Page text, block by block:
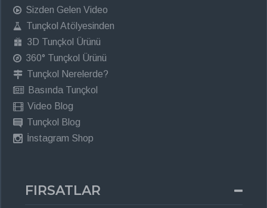
Sizden Gelen Video
Tunçkol Atölyesinden
3D Tunçkol Ürünü
360° Tunçkol Ürünü
Tunçkol Nerelerde?
Basında Tunçkol
Video Blog
Tunçkol Blog
İnstagram Shop
FIRSATLAR